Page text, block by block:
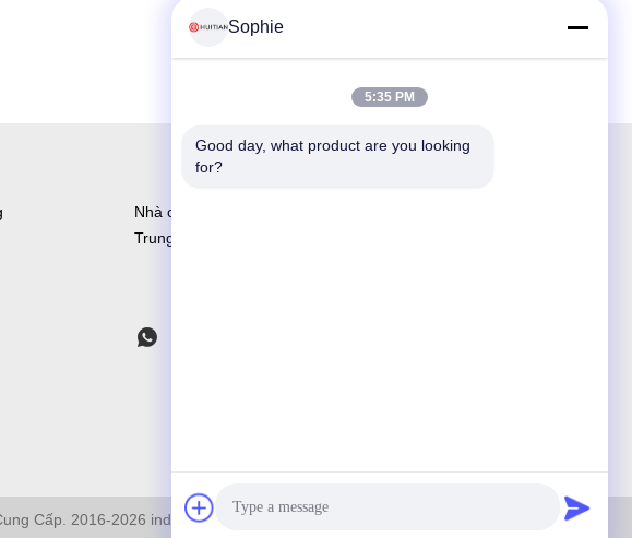
Nhà cung cấp keo sản xuất và R&D lớn nhất tại
Trung Quốc
Cấp. 2016-2026 industryglue.com . Đã Đăng Ký Bản Quyền.
Sophie
5:35 PM
Good day, what product are you looking
for?